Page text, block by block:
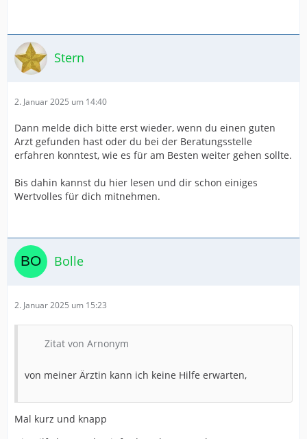
Stern
2. Januar 2025 um 14:40
Dann melde dich bitte erst wieder, wenn du einen guten
Arzt gefunden hast oder du bei der Beratungsstelle
erfahren konntest, wie es für am Besten weiter gehen sollte.
Bis dahin kannst du hier lesen und dir schon einiges
Wertvolles für dich mitnehmen.
Bolle
2. Januar 2025 um 15:23
Zitat von Arnonym
von meiner Ärztin kann ich keine Hilfe erwarten,
Mal kurz und knapp